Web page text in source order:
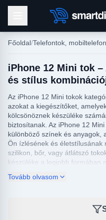
Főoldal Telefontok,
iPhone 12 Mini tok
és stílus
Az iPhone 12 Mini tokok
azokat a kiegészítőket,
kölcsönöznek készüléke
biztosítanak. Az iPhone 12
különböző színek és anyagok,
Ön ízlésének és életstílusának
szilikon, bőr, vagy átlátszó
készüléke a legjobb formában
Az iPhone 12 Mini tokok
garantálják, hanem számos
állvánnyá, vagy zsebekkel
iratok tárolására. Fedezze fel
Tovább olvasom